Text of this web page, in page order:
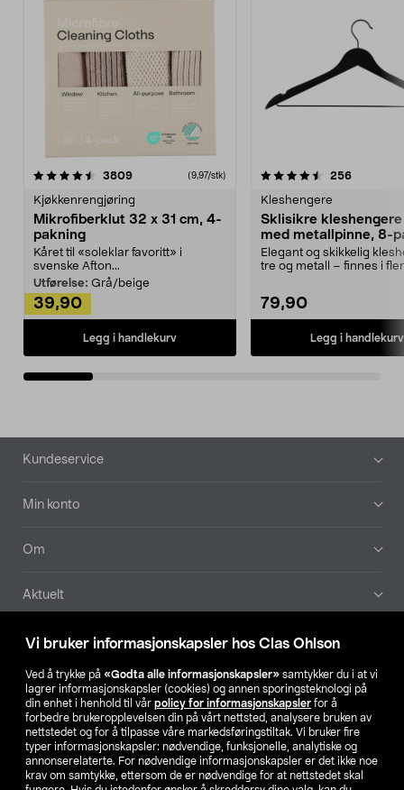
Vi bruker informasjonskapsler hos Clas Ohlson
Ved å trykke på «Godta alle informasjonskapsler» samtykker du i at vi
lagrer informasjonskapsler (cookies) og annen sporingsteknologi på
din enhet i henhold til vår policy for informasjonskapsler for å
forbedre brukeropplevelsen din på vårt nettsted, analysere bruken av
nettstedet og for å tilpasse våre markedsføringstiltak. Vi bruker fire
typer informasjonskapsler: nødvendige, funksjonelle, analytiske og
annonserelaterte. For nødvendige informasjonskapsler er det ikke noe
krav om samtykke, ettersom de er nødvendige for at nettstedet skal
3809anmeldelser(9,97/stk)
Kjøkkenrengjøring
Mikrofiberklut 32 x 31 cm, 4-
pakning
Kåret til «soleklar favoritt» i
svenske Afton...
Utførelse: Grå/beige
39,90
Legg i handlekurv
4.5av 5 stjerner 256
Kleshengere
Sklisikre
med metallpinne, 8-
Elegant og skikkelig
tre og metall – finnes i
79,90
Legg i handlekurv
4.5av 5 stjerner
Bunntekst
Kundeservice
Min konto
Om
Aktuelt
Våre selskaper
Finn din butikk
SE NO FI